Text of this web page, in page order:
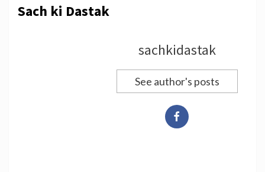
Sach ki Dastak
sachkidastak
See author's posts